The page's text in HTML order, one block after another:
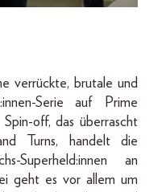
verrückte, brutale und
Serie auf Prime
off, das überrascht
Turns, handelt die
Superheld:innen an
geht es vor allem um